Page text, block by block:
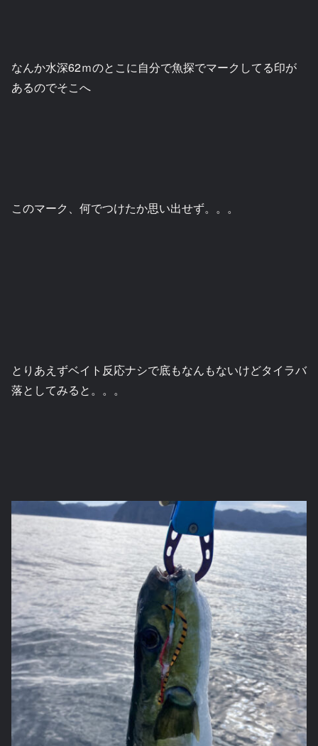
なんか水深62ｍのとこに自分で魚探でマークしてる印が
あるのでそこへ
このマーク、何でつけたか思い出せず。。。
とりあえずベイト反応ナシで底もなんもないけどタイラバ
落としてみると。。。